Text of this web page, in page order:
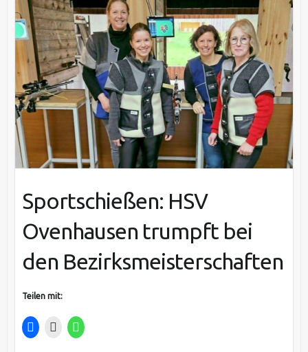
Sportschießen: HSV
Ovenhausen trumpft bei
den Bezirksmeisterschaften
Teilen mit: